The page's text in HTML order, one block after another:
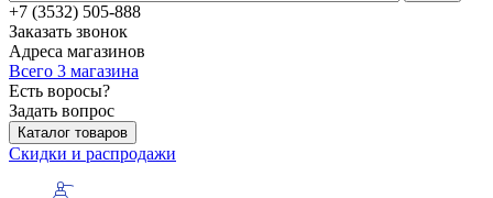
+7 (3532) 505-888
Заказать звонок
Адреса магазинов
Всего 3 магазина
Есть воросы?
Задать вопрос
Каталог товаров
Скидки и распродажи